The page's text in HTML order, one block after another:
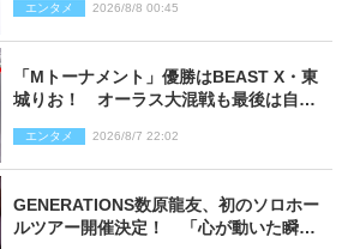
エンタメ 2026/8/8 00:45
「Mトーナメント」優勝はBEAST X・東
城りお！ オーラス大混戦も最後は自ら
エンタメ 2026/8/7 22:02
GENERATIONS数原龍友、初のソロホー
ルツアー開催決定！ 「心が動いた瞬間